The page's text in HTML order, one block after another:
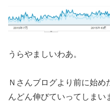
うらやましいわあ。
Ｎさんブログより前に始
んどん伸びていってしまい